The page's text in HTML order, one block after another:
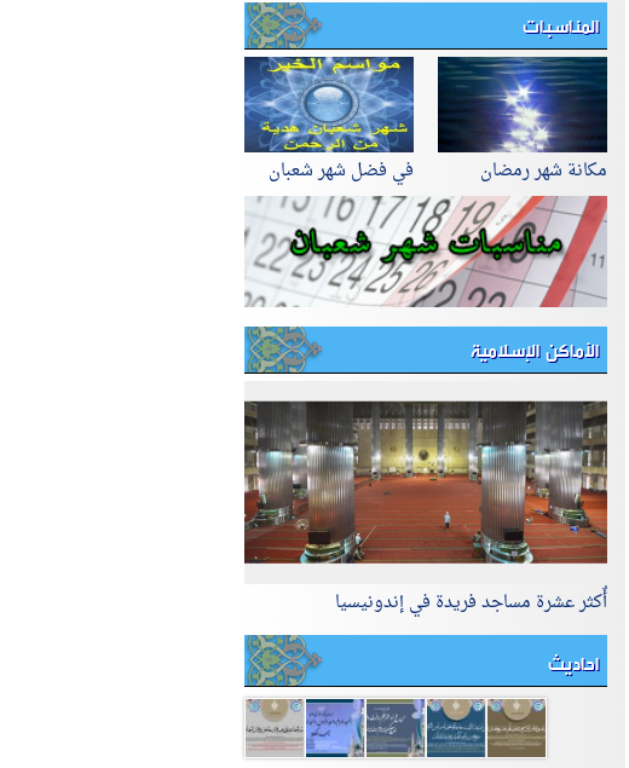
المناسبات
مكانة شهر رمضان في فضل شهر شعبان
الأماكن الإسلامية
أٌكثر عشرة مساجد فريدة في إندونيسيا
احاديث